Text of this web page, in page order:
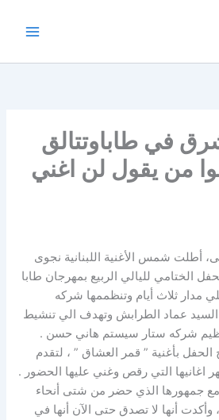
في طاباوتتالق
من يقول لن اغني
أطلت شمس الأغنية اللبنانية نجوى
الختامي لليالي الربيع بمهرجان طابا
مدار ثلاث أيام وتنظممها شركه
عماد الطرابش وتهدف الي تنشيط
شركه ستار سيستم هاني حسن .
بأغنية ” قمر العشاق ” ، لتقدم
التي رقص وغني عليها الحضور .
جمهورها الذي حضر من شتى أنحاء
أنها لا تصدق حتى الآن أنها في